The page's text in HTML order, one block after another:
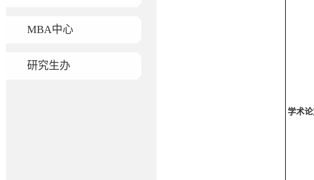
MBA中心
研究生办
学术